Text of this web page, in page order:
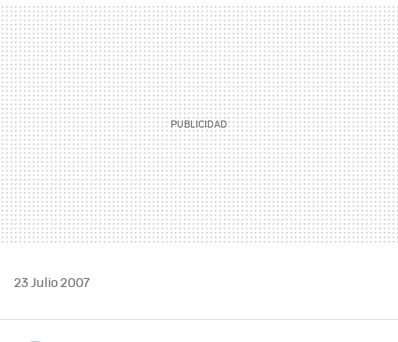
MAIL
23 Julio 2007